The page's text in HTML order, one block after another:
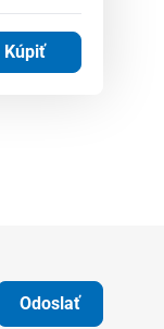
Kúpiť
Odoslať